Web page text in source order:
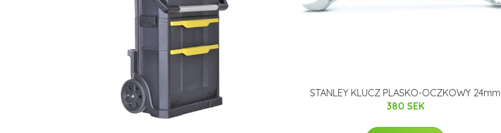
STANLEY KLUCZ PLASKO-OCZKOWY 24mm
380 SEK